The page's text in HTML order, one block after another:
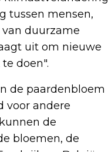
tussen mensen,
duurzame
uit om nieuwe
doen".
de paardenbloem
voor andere
de
bloemen, de